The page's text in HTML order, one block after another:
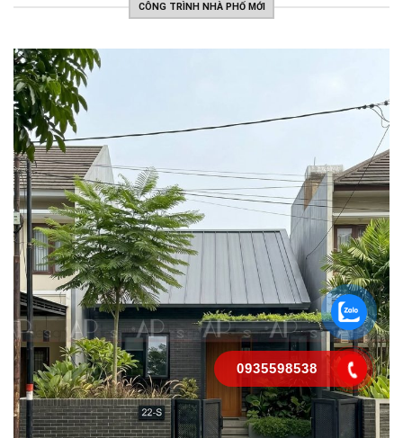
CÔNG TRÌNH NHÀ PHỐ MỚI
0935598538